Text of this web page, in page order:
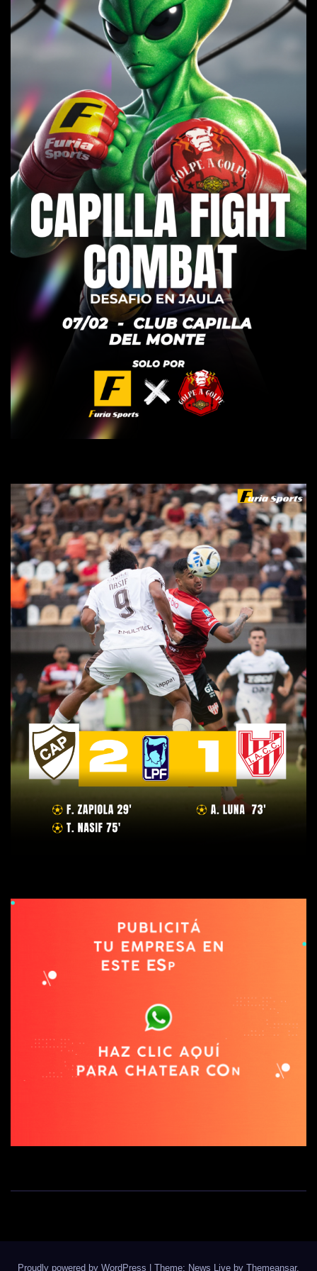
Proudly powered by WordPress Theme: News Live by Themeansar.